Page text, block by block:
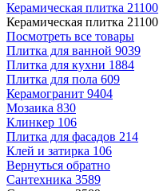
Керамическая плитка 21100
Керамическая плитка 21100
Посмотреть все товары
Плитка для ванной 9039
Плитка для кухни 1884
Плитка для пола 609
Керамогранит 9404
Мозаика 830
Клинкер 106
Плитка для фасадов 214
Клей и затирка 106
Вернуться обратно
Сантехника 3589